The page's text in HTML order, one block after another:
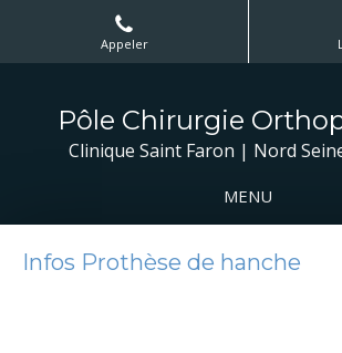
Appeler
Pôle Chirurgie
Clinique Saint Faron | Nord
MENU
Infos Prothèse de hanche